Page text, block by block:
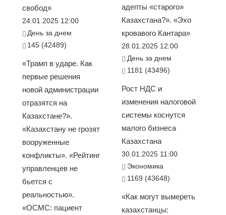
свобод»
24.01.2025 12:00
День за днем
145 (42489)
«Трамп в ударе. Как
первые решения
новой администрации
отразятся на
Казахстане?».
«Казахстану не грозят
вооруженные
конфликты». «Рейтинг
управленцев не
бьется с
реальностью».
«ОСМС: пациент
адепты «старого»
Казахстана?». «Эхо
кровавого Кантара»
28.01.2025 12:00
День за днем
1181 (43496)
Рост НДС и
изменения налоговой
системы коснутся
малого бизнеса
Казахстана
30.01.2025 11:00
Экономика
1169 (43648)
«Как могут вымереть
казахстанцы: